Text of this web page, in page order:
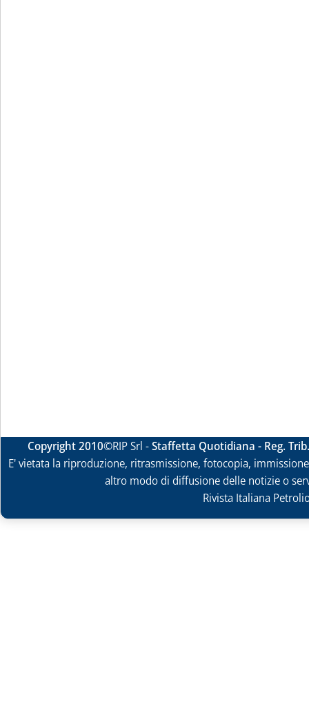
Copyright 2010©RIP Srl -Staffetta Quotidiana - Reg.
E' vietata la riproduzione, ritrasmissione, fotocopia,
altro modo di diffusione delle notizie o
Rivista Italiana